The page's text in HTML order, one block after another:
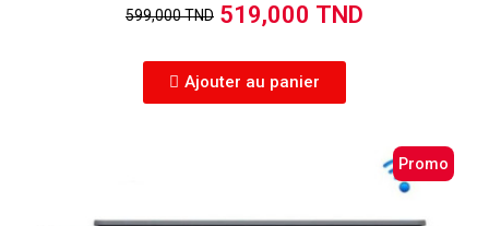
599,000 TND 519,000 TND
Ajouter au panier
Promo